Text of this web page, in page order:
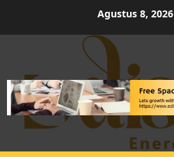
Agustus 8, 2026